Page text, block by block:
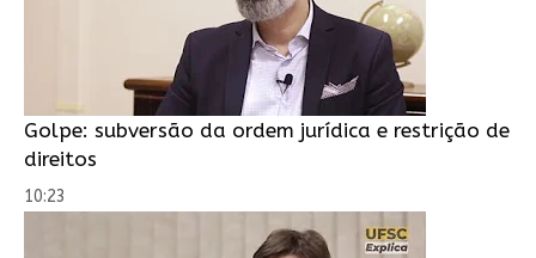
Golpe: subversão da ordem jurídica e restrição de
direitos
10:23